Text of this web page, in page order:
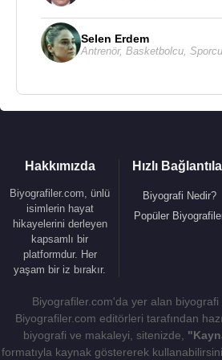
Selen Erdem
Antrenör, Basketbolcu Sporcu
Hakkımızda
Biyografiler.com, ünlü
isimlerin hayat
hikayelerini derleyen
kapsamlı bir
platformdur. Her
yaşam bir iz bırakır.
Hızlı
Biyografi Nedir?
Popüler
Biyografiler.com'da yer alan biyografi
Biyografiler.com editörleri tarafından
biyografi ve makaleyi, sitenizde,
formatıyla kaynak göstererek